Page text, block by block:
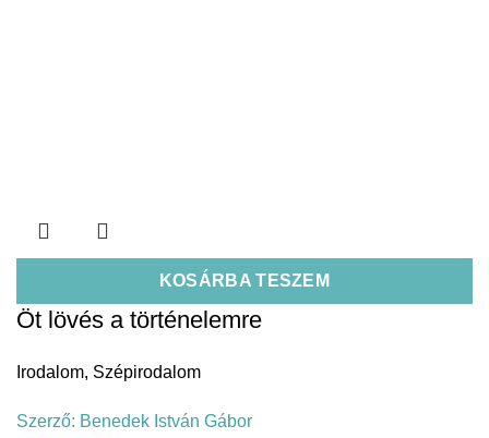
KOSÁRBA TESZEM
Öt lövés a történelemre
Irodalom, Szépirodalom
Szerző: Benedek István Gábor